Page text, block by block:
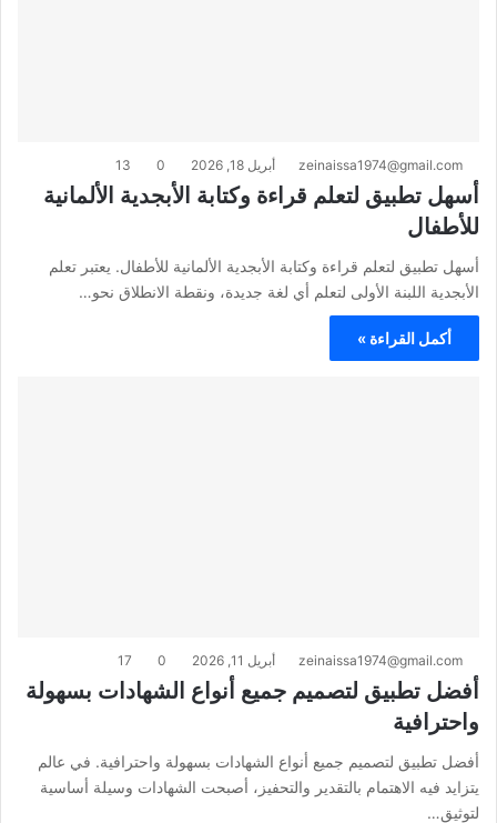
zeinaissa1974@gmail.com أبريل 18, 2026 0
13
أسهل تطبيق لتعلم قراءة وكتابة الأبجدية الألمانية
للأطفال
أسهل تطبيق لتعلم قراءة وكتابة الأبجدية الألمانية للأطفال. يعتبر تعلم
الأبجدية اللبنة الأولى لتعلم أي لغة جديدة، ونقطة الانطلاق نحو…
أكمل القراءة »
zeinaissa1974@gmail.com أبريل 11, 2026 0
17
أفضل تطبيق لتصميم جميع أنواع الشهادات بسهولة
واحترافية
أفضل تطبيق لتصميم جميع أنواع الشهادات بسهولة واحترافية. في عالم
يتزايد فيه الاهتمام بالتقدير والتحفيز، أصبحت الشهادات وسيلة أساسية
لتوثيق…